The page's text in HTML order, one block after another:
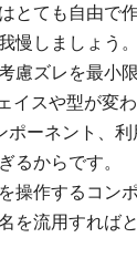
とても自由で
慢しましょう。
慮ズレを最小
イスや型が変
ポーネント、
るからです。
操作するコン
を流用すれば